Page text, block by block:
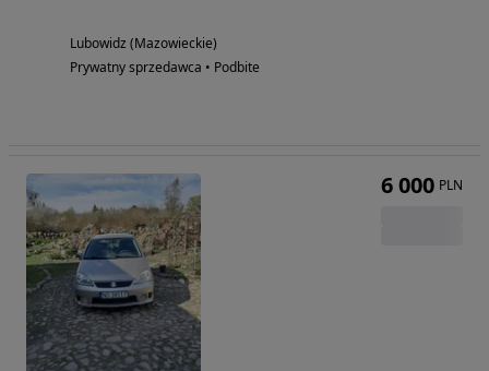
Lubowidz (Mazowieckie)
Prywatny sprzedawca • Podbite
6 000 PLN